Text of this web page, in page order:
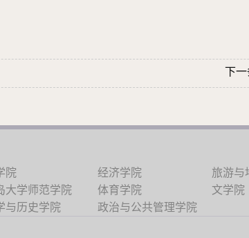
下
院 经济学院
旅游与
大学师范学院 体育学院
文学院
与历史学院 政治与公共管理学院